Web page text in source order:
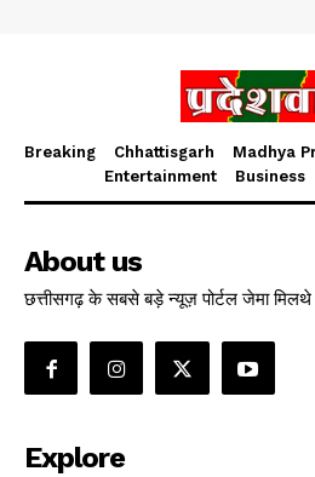
Breaking Chhattisgarh Madhya
Entertainment
Business
About us
छत्तीसगढ़ के सबसे बड़े न्यूज़ पोर्टल जेमा
Explore